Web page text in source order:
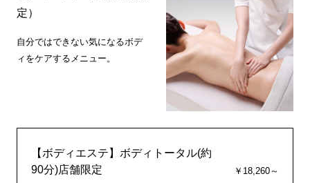
定）
自分ではできない気になるボデ
ィをケアするメニュー。
【ボディエステ】ボディトータル(約
90分)店舗限定
￥18,260～